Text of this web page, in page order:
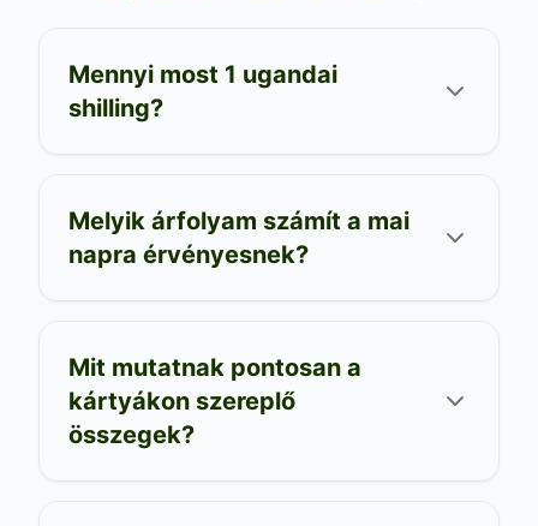
Mennyi most 1 ugandai
shilling?
Melyik árfolyam számít a mai
napra érvényesnek?
Mit mutatnak pontosan a
kártyákon szereplő
összegek?